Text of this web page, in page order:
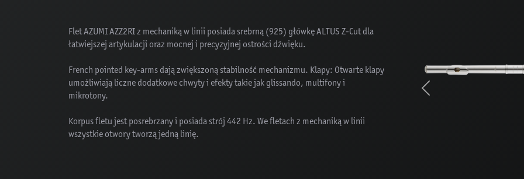
Flet AZUMI AZZ2RI z mechaniką w linii posiada srebrną (925) główkę ALTUS Z-Cut dla
łatwiejszej artykulacji oraz mocnej i precyzyjnej ostrości dźwięku.
French pointed key-arms dają zwiększoną stabilność mechanizmu. Klapy: Otwarte klapy
umożliwiają liczne dodatkowe chwyty i efekty takie jak glissando, multifony i
mikrotony.
Korpus fletu jest posrebrzany i posiada strój 442 Hz. We fletach z mechaniką w linii
wszystkie otwory tworzą jedną linię.
Previous